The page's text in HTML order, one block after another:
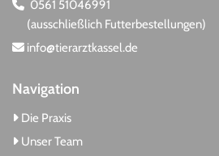
 0561 51046991
(ausschließlich Futterbestellungen)
 info@tierarztkassel.de
Navigation
 Die Praxis
 Unser Team